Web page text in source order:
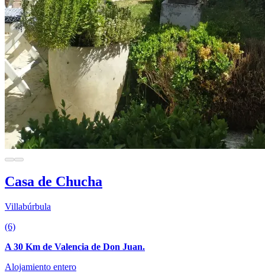
Casa de Chucha
Villabúrbula
(6)
A 30 Km de Valencia de Don Juan.
Alojamiento entero